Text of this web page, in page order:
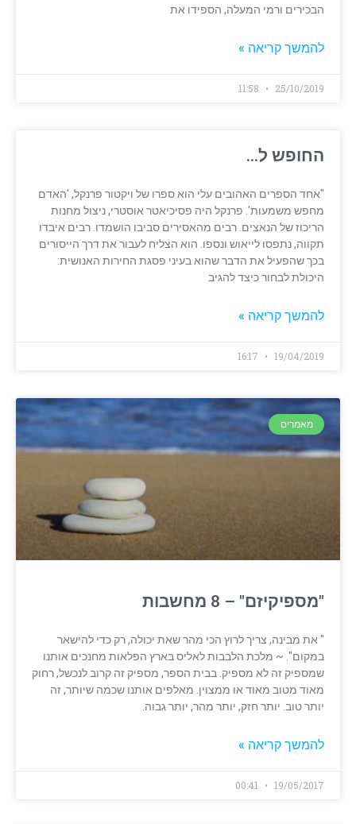
הבכירים ורמי המעלה, הספידו את
להמשך קריאה »
25/10/2019
החופש ל…
"אחד הספרים האהובים עלי הוא ספרו של ויקטור פרנקל, 'האדם
מחפש משמעות'. פרנקל היה פסיכיאטר אוסטרי, ניצול מחנות
הריכוז של הנאצים. רבים מהאסירים סביבו הושמדו. רבים איבדו
תקווה, נתפסו לייאוש ונספו. הוא הצליח לעבור את דרך הייסורים
בכך שהפעיל את הדבר שהוא בעיני פסגת החירות האנושית:
היכולת לבחור כיצד להגיב
להמשך קריאה »
19/04/2019
מאמרים
"מספיקיזם" – 8 מחשבות
" את מבינה, צריך לרוץ הכי מהר שאת יכולה, רק כדי להישאר
במקום". ~ מלכת הלבבות לאליס בארץ הפלאות מחנכים אותנו
שמספיק זה לא מספיק. בבית הספר, מספיק זה קרוב לנכשל, רחוק
מאוד מטוב מאוד או ממצוין. מאלפים אותנו שכמה שיותר, זה
יותר טוב. יותר חזק, יותר מהר, יותר גבוה.
להמשך קריאה »
19/05/2017